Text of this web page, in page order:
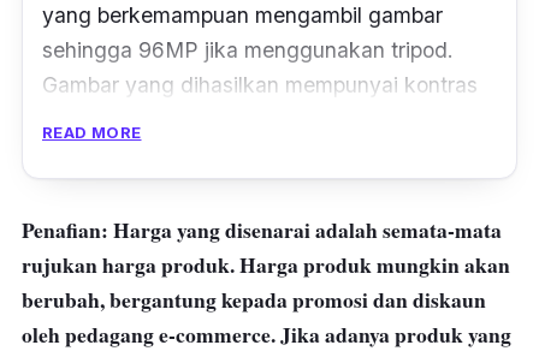
yang berkemampuan mengambil gambar
sehingga 96MP jika menggunakan tripod.
Gambar yang dihasilkan mempunyai kontras
Autofocus dan pengecaman wajah juga cukup
juga mempunyai viewfinder
merupakan antara yang terbaik di pasaran.
READ MORE
Penafian: Harga yang disenarai adalah semata-mata
rujukan harga produk. Harga produk mungkin akan
berubah, bergantung kepada promosi dan diskaun
oleh pedagang e-commerce. Jika adanya produk yang